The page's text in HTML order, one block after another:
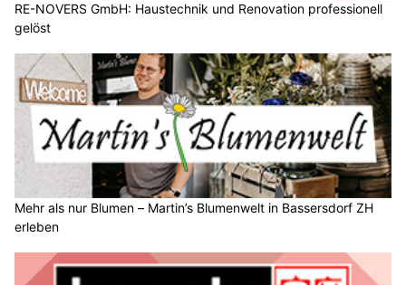
RE-NOVERS GmbH: Haustechnik und Renovation professionell
gelöst
Mehr als nur Blumen – Martin’s Blumenwelt in Bassersdorf ZH
erleben